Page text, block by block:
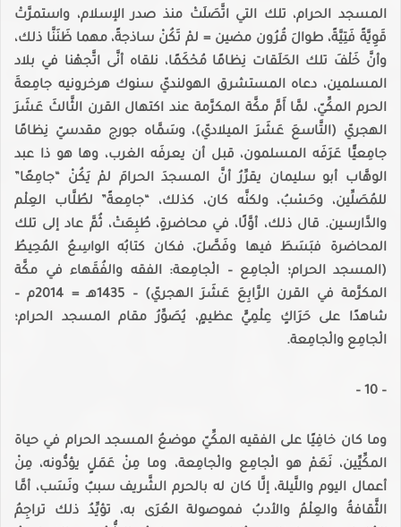
المسجد الحرام، تلك التي اتَّصَلَتْ منذ صدر الإسلام، واستمرَّتْ
قَوِيَّةً فَتِيَّةً، طوالَ قُرُون مضين = لمْ تَكُنْ ساذجةً، مهما ظَنَنَّا ذلك،
وأنَّ خَلْفَ تلك الحَلَقات نِظامًا مُحْكَمًا، نلقاه أنَّى اتَّجهْنا في بلاد
المسلمين، دعاه المستشرق الهولنديّ سنوك هرخرونيه جامِعةَ
الحرم المكِّيّ، لمَّا أَمَّ مكَّة المكرَّمة عند اكتهال القرن الثَّالثَ عَشَرَ
الهجريّ (التَّاسعَ عَشَرَ الميلاديّ)، وسَمَّاه جورج مقدسيّ نِظامًا
جامِعيًّا عَرَفَه المسلمون، قبل أن يعرفَه الغرب، وها هو ذا عبد
الوهَّاب أبو سليمان يقرِّرُ أنَّ المسجدَ الحرامَ لمْ يَكُنْ “جامِعًا”
للمُصَلِّين، وحَسْبُ، ولكنَّه كان، كذلك، “جامِعةً” لطُلَّاب العِلْم
والدَّارسين. قال ذلك، أوَّلًا، في محاضرةٍ، طُبِعَتْ، ثُمَّ عاد إلى تلك
المحاضرة فبَسَطَ فيها وفَصَّلَ، فكان كتابُه الواسِعُ المُحِيطُ
(المسجد الحرام؛ الْجامِع – الْجامِعة: الفقه والفُقَهاء في مكَّة
المكرَّمة في القرن الرَّابِعَ عَشَرَ الهجريّ) – 1435هـ = 2014م –
شاهدًا على حَرَاكٍ عِلْمِيٍّ عظيمٍ، يُصَوِّرُ مقام المسجد الحرام؛
الْجامِع والْجامِعة.
– 10 –
وما كان خافِيًا على الفقيه المكِّيّ موضعُ المسجد الحرام في حياة
المكِّيِّين، نَعَمْ هو الْجامِع والْجامِعة، وما مِنْ عَمَلٍ يؤدُّونه، مِنْ
أعمال اليوم واللَّيلة، إلَّا كان له بالحرم الشَّريف سببٌ ونَسَب، أمَّا
الثَّقافةُ والعِلْمُ والأدبُ فموصولة العُرَى به، تؤيِّدُ ذلك تراجِمُ